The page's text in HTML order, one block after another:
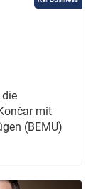
mit
(BEMU)